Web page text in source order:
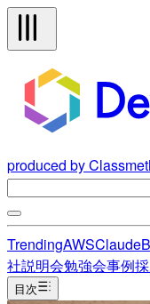
produced by
TrendingAWSClaude
社説明会勉強会事例
目次